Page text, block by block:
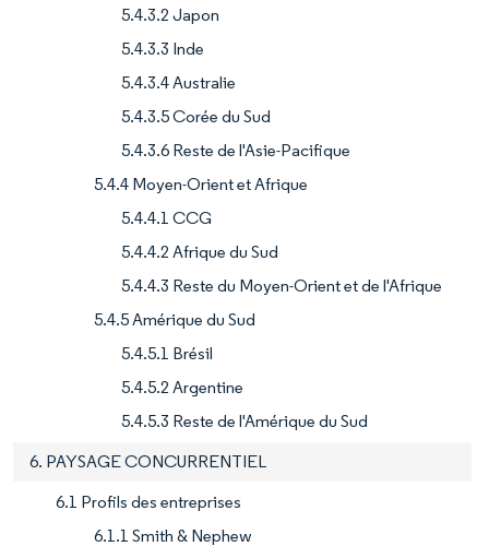
5.4.3.2 Japon
5.4.3.3 Inde
5.4.3.4 Australie
5.4.3.5 Corée du Sud
5.4.3.6 Reste de l'Asie-Pacifique
5.4.4 Moyen-Orient et Afrique
5.4.4.1 CCG
5.4.4.2 Afrique du Sud
5.4.4.3 Reste du Moyen-Orient et de l'Afrique
5.4.5 Amérique du Sud
5.4.5.1 Brésil
5.4.5.2 Argentine
5.4.5.3 Reste de l'Amérique du Sud
6. PAYSAGE CONCURRENTIEL
6.1 Profils des entreprises
6.1.1 Smith & Nephew